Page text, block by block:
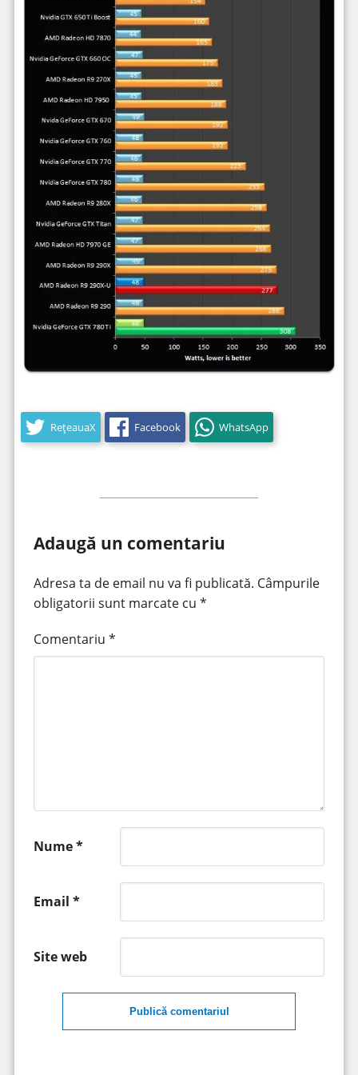
RețeauaX Facebook WhatsApp
Adaugă un comentariu
Adresa ta de email nu va fi publicată. Câmpurile
obligatorii sunt marcate cu *
Comentariu *
Nume*
Email *
Site web
Publică comentariul